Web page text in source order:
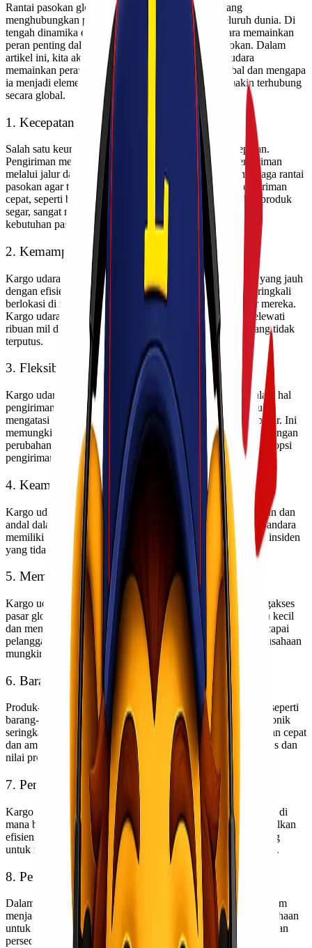
Rantai pasokan global adalah jaringan kompleks yang
menghubungkan produsen dengan konsumen di seluruh dunia. Di
tengah dinamika ekonomi global saat ini, kargo udara memainkan
peran penting dalam menjaga kelancaran rantai pasokan. Dalam
artikel ini, kita akan menjelaskan bagaimana kargo udara
memainkan peran penting dalam rantai pasokan global dan mengapa
ia menjadi elemen vital dalam dunia bisnis yang semakin terhubung
secara global.
1. Kecepatan dan Ketepatan Waktu
Salah satu keuntungan utama kargo udara adalah kecepatan.
Pengiriman melalui udara jauh lebih cepat daripada pengiriman
melalui jalur darat atau laut. Ini sangat penting dalam menjaga rantai
pasokan agar tetap lancar. Produk yang memerlukan pengiriman
cepat, seperti barang elektronik, obat-obatan, atau produk-produk
segar, sangat mengandalkan kargo udara untuk memenuhi
kebutuhan pasar yang cepat berubah.
2. Kemampuan Mengatasi Jarak Jauh
Kargo udara memiliki kemampuan untuk mengatasi jarak yang jauh
dengan efisien. Dalam rantai pasokan global, produsen seringkali
berlokasi di negara yang berbeda dengan konsumen akhir mereka.
Kargo udara memungkinkan produk-produk ini untuk melewati
ribuan mil dalam waktu singkat, menjaga aliran barang yang tidak
terputus.
3. Fleksibilitas dalam Pengiriman
Kargo udara juga menawarkan fleksibilitas yang tinggi dalam hal
pengiriman. Pesawat dapat dijadwalkan dengan cepat untuk
mengatasi perubahan permintaan atau perubahan kondisi pasar. Ini
memungkinkan produsen dan distributor untuk beradaptasi dengan
perubahan situasi dengan lebih mudah dibandingkan dengan opsi
pengiriman lainnya.
4. Keamanan dan Keandalan
Kargo udara sering dianggap sebagai pilihan yang lebih aman dan
andal dalam pengiriman barang berharga atau berbahaya. Bandara
memiliki prosedur keamanan yang ketat untuk menghindari insiden
yang tidak diinginkan.
5. Membuka Akses ke Pasar Global
Kargo udara membuka pintu bagi banyak bisnis untuk mengakses
pasar global. Hal ini memungkinkan perusahaan-perusahaan kecil
dan menengah untuk bersaing secara internasional dan mencapai
pelanggan di seluruh dunia. Tanpa kargo udara, banyak perusahaan
mungkin akan terbatas pada pasar lokal atau regional.
6. Barang Berharga dan Mudah Rusak
Produk-produk yang mudah rusak atau memiliki nilai tinggi seperti
barang-barang mewah, peralatan medis, atau peralatan elektronik
seringkali diangkut dengan kargo udara. Ini karena pengiriman cepat
dan aman adalah faktor kunci dalam mempertahankan kualitas dan
nilai produk.
7. Penyelenggaraan Distribusi Terpadu
Kargo udara sering digunakan dalam skema distribusi terpadu di
mana berbagai jenis transportasi digunakan untuk memaksimalkan
efisiensi dan kecepatan pengiriman. Ini memungkinkan barang
untuk mencapai tujuan akhir mereka dengan secepat mungkin.
8. Pemeliharaan Stok Minimum
Dalam bisnis yang sangat kompetitif, memelihara stok minimum
menjadi semakin penting. Kargo udara memungkinkan perusahaan
untuk merencanakan produksi lebih fleksibel dan meminimalkan
persediaan yang tidak perlu.